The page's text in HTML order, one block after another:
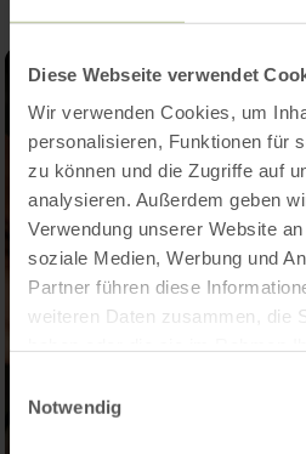
Diese Webseite verwendet
Wir verwenden Cookies, um
personalisieren, Funktionen für
zu können und die Zugriffe auf
analysieren. Außerdem geben
Verwendung unserer Website
soziale Medien, Werbung und
Partner führen diese
weiteren Daten zusammen, die
Notwendig